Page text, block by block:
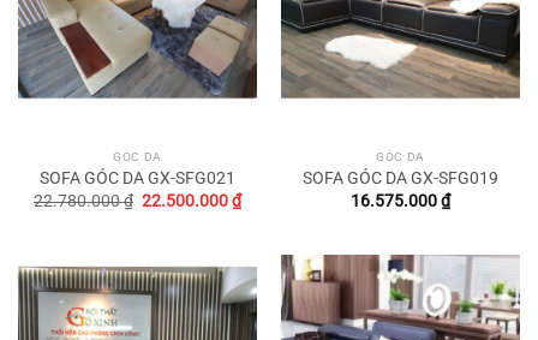
GÓC DA
SOFA GÓC DA GX-SFG021
22.780.000₫ Original
22.500.000₫Current
price
GÓC DA
SOFA GÓC DA GX-SFG019
16.575.000₫